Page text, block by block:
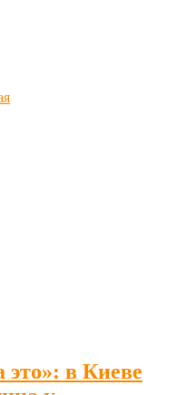
это»: в Киеве